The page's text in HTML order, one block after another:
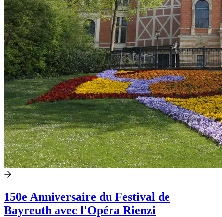
150e Anniversaire du Festival de
Bayreuth avec l'Opéra Rienzi